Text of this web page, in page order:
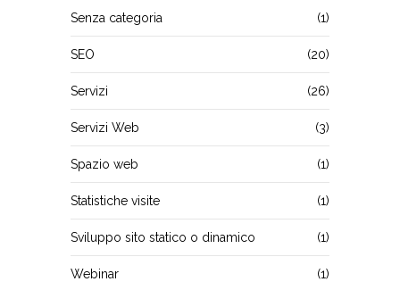
Senza categoria (1)
SEO (20)
Servizi (26)
Servizi Web (3)
Spazio web (1)
Statistiche visite (1)
Sviluppo sito statico o dinamico (1)
Webinar (1)